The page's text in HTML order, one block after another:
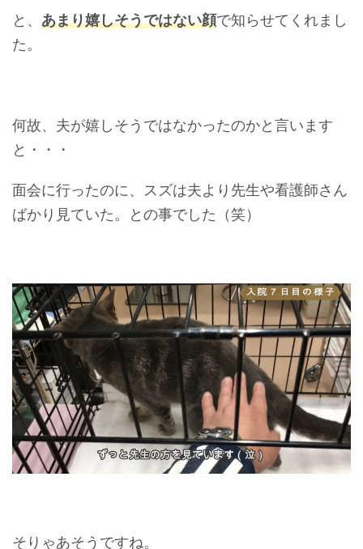
と、 あまり嬉しそうではない顔で知らせてくれまし
た。
何故、夫が嬉しそうではなかったのかと言います
と・・・
面会に行ったのに、スズは夫より先生や看護師さん
ばかり見ていた。との事でした（笑）
そりゃあそうですね。